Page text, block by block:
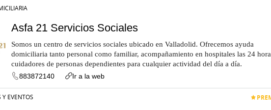
Asfa 21 Servicios Sociales
Somos un centro de servicios sociales ubicado en Valladolid. Ofrecemos ayuda
domiciliaria tanto personal como familiar, acompañamiento en hospitales las 24
cuidadores de personas dependientes para cualquier actividad del día a día.
883872140
Ir a la web
Y EVENTOS